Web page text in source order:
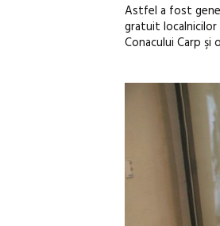
Astfel a fost
gratuit
Conacului Carp